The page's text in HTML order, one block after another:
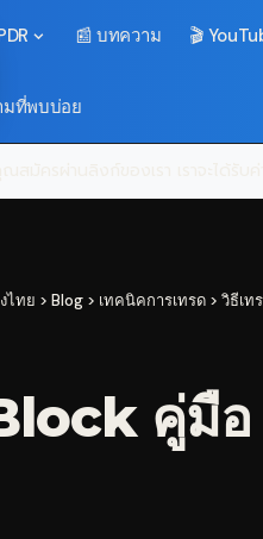
📰 บทความ 🎬
ามที่พบบ่อย
ไทย > Blog > เทคนิคการเทรด > วิธีเท
คู่มื